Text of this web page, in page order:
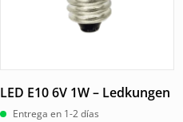
LED E10 6V 1W – Ledkungen
Entrega en 1-2 días